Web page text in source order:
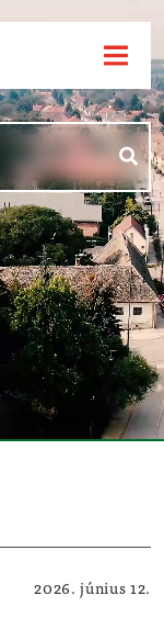
2026. június 12.